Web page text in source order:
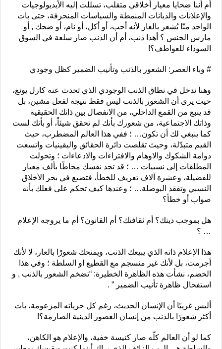
أم أننا ضحايا معيار أخلاقي متقلب، تسللت إليه الأيديولوجيات
والإعلانات والديانات المنمطة والسياسات المنحرفة، حتى بات
الواحد منّا يُشعر بالعار لأنه أحب، أو أكل، أو نام، أو ضحك , أو
مارس الجنس ؟ أهذا ذنب، أم أن الذنب صار سلعة في السوق
السوداء للعواطف؟!
# وباء العصر: الشعور بالذنب وتأنيب الضمير كظل وجودي
وهنا ندخل في نطاق الذنب الوجودي الذي تحدث عنه كارل يونغ،
حيث يرى أن الشعور بالذنب ليس فقط نتيجة لفعل مشين، بل
قد ينبع من القمع الداخلي، من الانفصال بين ذاتك الحقيقية
وذاتك الاجتماعية، من شعورك بأنك لم تحقق شيئاً، أو بأنك لست
كما ينبغي لك أن تكون… ؛ ففي هذا العالم المضطرب، حيث
القيم متبدّلة، وحيث تقلصت دائرة الحقائق واليقينيات واتسعت
دوامة الشكوك والاوهام والافتراءات والادعاءات ؛ وتحولت
المطلقات إلى نسبيات … ؛ قد تجد نفسك محاطًا بألف معيار
للفضيلة، وعشرة آلاف تعريف للخطأ، فتضيع في بحر الأخلاق
النسبي وتفقد البوصلة… ؛ وعندها كيف تحكم على فعلك بأنه
صواب أو خطأ؟
هل بموجب دينك؟ أم ثقافتك؟ أم القانون؟ أم ما يروجه الإعلام
… ؟
هذا الإعلام ذاته الذي يبيعك الذنب، ويمنحك شعورًا بالعار، لا لأنك
أجرمت، بل لأنك غير منسجم مع القطيع او السلطة ؛ وفي هذا
الخضم، نشأت هذه الظاهرة الخطيرة: “تضخم الشعور بالذنب , و
استفحال ظاهرة تأنيب الضمير ” .
أليس غريبًا أن الإنسان الحديث، رغم كل حرياته المزعومة، بات
أكثر شعورًا بالذنب من إنسان العصور الدينية الصارمة؟!
كما لو أن العالم كلّه صار كنيسة خفية، والإعلام هو الكاهن،